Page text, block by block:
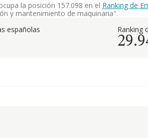
la posición 157.098 en el Ranking de
y mantenimiento de maquinaria".
españolas
Ranking